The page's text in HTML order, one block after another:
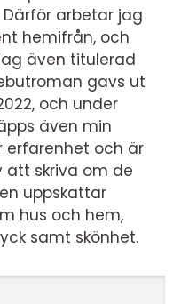
arbetar jag
hemifrån, och
även titulerad
gavs ut
och under
även min
erfarenhet och är
skriva om de
uppskattar
hus och hem,
samt skönhet.